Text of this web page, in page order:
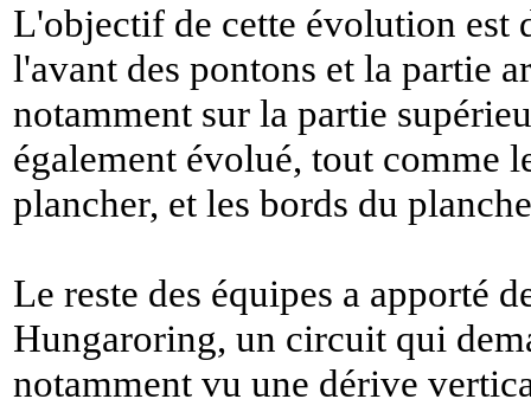
L'objectif de cette évolution est
l'avant des pontons et la partie
notamment sur la partie
également évolué, tout comme
plancher, et les bords du
Le reste des équipes a apporté
Hungaroring, un circuit qui
notamment vu une dérive